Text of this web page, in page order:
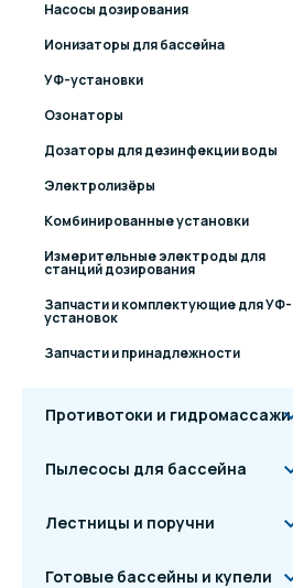
Насосы дозирования
Ионизаторы для бассейна
УФ-установки
Озонаторы
Дозаторы для дезинфекции воды
Электролизёры
Комбинированные установки
Измерительные электроды для
станций дозирования
Запчасти и комплектующие для УФ-
установок
Запчасти и принадлежности
Противотоки и гидромассажи
Пылесосы для бассейна
Лестницы и поручни
Готовые бассейны и купели